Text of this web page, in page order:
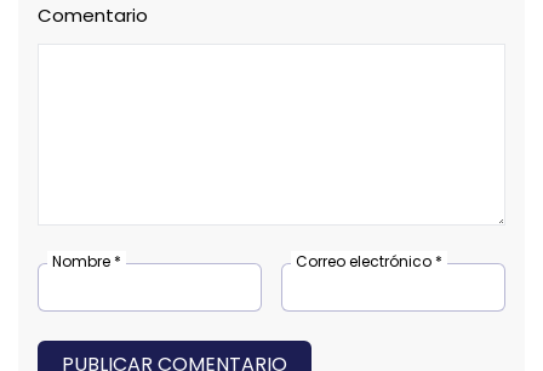
Comentario
Nombre * Correo electrónico *
PUBLICAR COMENTARIO